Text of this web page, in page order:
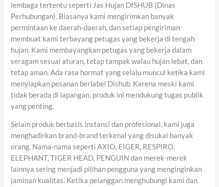
lembaga tertentu seperti Jas Hujan DISHUB (Dinas
Perhubungan). Biasanya kami mengirimkan banyak
permintaan ke daerah-daerah, dan setiap pengiriman
membuat kami terbayang petugas yang bekerja di tengah
hujan. Kami membayangkan petugas yang bekerja dalam
seragam sesuai aturan, tetap tampak walau hujan lebat, dan
tetap aman. Ada rasa hormat yang selalu muncul ketika kami
menyiapkan pesanan berlabel Dishub. Karena meski kami
tidak berada di lapangan, produk ini mendukung tugas publik
yang penting.
Selain produk berbasis instansi dan profesional, kami juga
menghadirkan brand-brand terkenal yang disukai banyak
orang. Nama-nama seperti AXIO, EIGER, RESPIRO,
ELEPHANT, TIGER HEAD, PENGUIN dan merek-merek
lainnya sering menjadi pilihan pengguna yang menginginkan
jaminan kualitas. Ketika pelanggan menghubungi kami dan